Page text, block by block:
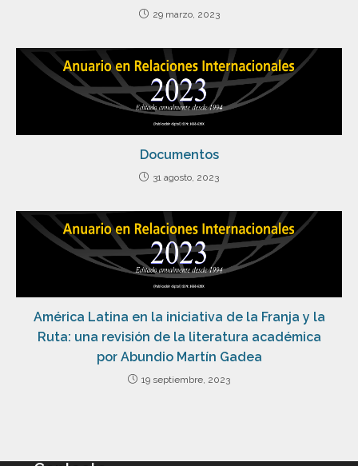
29 marzo, 2023
Documentos
31 agosto, 2023
América Latina en la iniciativa de la Franja y la
Ruta: una revisión de la literatura académica
por Abundio Martín Gadea
19 septiembre, 2023